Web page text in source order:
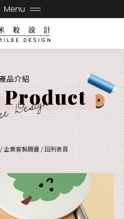
Menu
產品介紹
Design
/ 企業客製周邊 / 回列表頁